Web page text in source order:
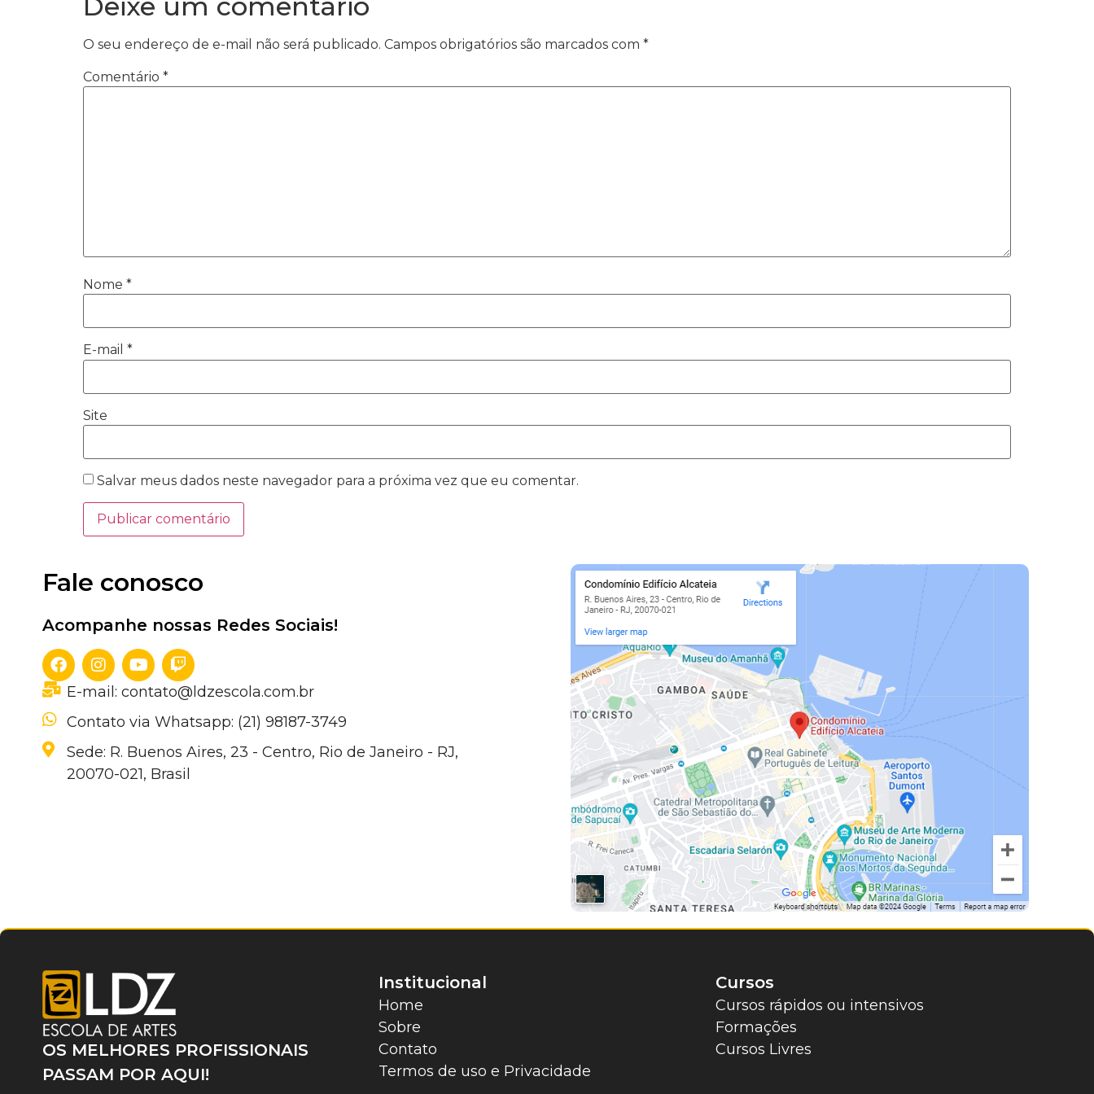
Deixe um comentário
O seu endereço de e-mail não será publicado. Campos obrigatórios são marcados com *
Comentário *
Nome *
E-mail *
Site
Salvar meus dados neste navegador para a próxima vez que eu comentar.
Fale conosco
Acompanhe nossas Redes Sociais!
E-mail: contato@ldzescola.com.br
Contato via Whatsapp: (21) 98187-3749
Sede: R. Buenos Aires, 23 - Centro, Rio de Janeiro - RJ,
20070-021, Brasil
OS MELHORES PROFISSIONAIS
PASSAM POR AQUI!
Institucional
Home
Sobre
Contato
Termos de uso e Privacidade
Cursos
Cursos rápidos ou intensivos
Formações
Cursos Livres